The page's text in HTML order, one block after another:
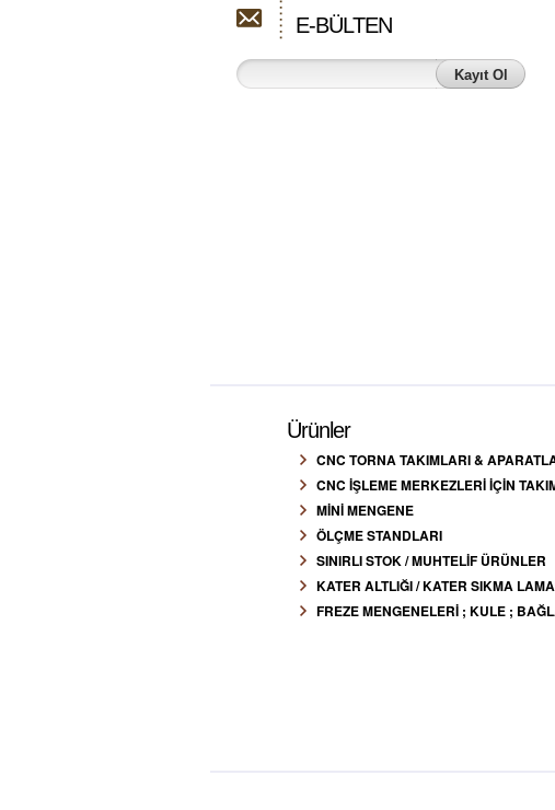
E-BÜLTEN
Ürünler
CNC TORNA TAKIMLARI &
CNC İŞLEME MERKEZLERİ İÇİN
MİNİ MENGENE
ÖLÇME STANDLARI
SINIRLI STOK / MUHTELİF ÜRÜNLER
KATER ALTLIĞI / KATER SIKMA
FREZE MENGENELERİ ; KULE ;